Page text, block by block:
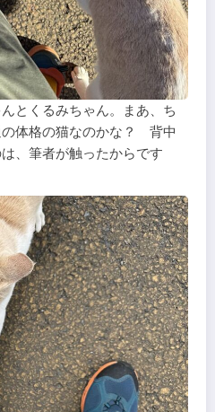
とくるみちゃん。まあ、ち
の体格の猫なのかな？ 背中
、筆者が触ったからです